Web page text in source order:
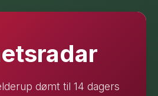
dømt til 14 dagers